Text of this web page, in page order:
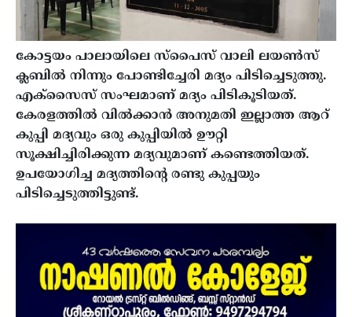
കോട്ടയം പാലായിലെ സ്‌പൈസ് വാലി ലയൺസ്
ക്ലബിൽ നിന്നും പോണ്ടിച്ചേരി മദ്യം പിടിച്ചെടുത്തു.
എക്‌സൈസ് സംഘമാണ് മദ്യം പിടികൂടിയത്.
കേരളത്തിൽ വിൽക്കാൻ അനുമതി ഇല്ലാത്ത ആറ്
കുപ്പി മദ്യവും ഒരു കുപ്പിയിൽ ഊറ്റി
സൂക്ഷിച്ചിരിക്കുന്ന മദ്യവുമാണ് കണ്ടെത്തിയത്.
ഉപയോഗിച്ച മദ്യത്തിന്റെ രണ്ടു കുപ്പയും
പിടിച്ചെടുത്തിട്ടുണ്ട്.